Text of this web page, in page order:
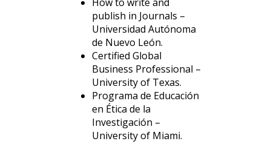
publish in Journals –
Universidad Autónoma
de Nuevo León.
Certified Global
Business Professional –
University of Texas.
Programa de Educación
en Ética de la
Investigación –
University of Miami.